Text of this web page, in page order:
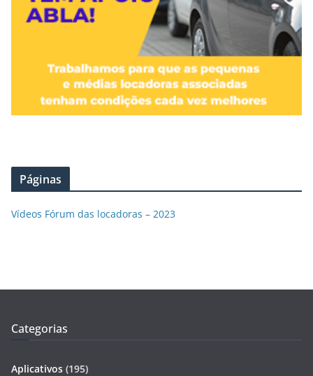
Páginas
Vídeos Fórum das locadoras – 2023
Categorias
Aplicativos (195)